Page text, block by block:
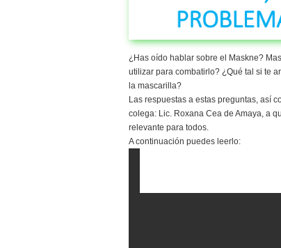
¿Has oído hablar sobre el Maskne?
utilizar para combatirlo? ¿Qué tal si te
la mascarilla?
Las respuestas a estas preguntas, así
colega: Lic. Roxana Cea de Amaya, a
relevante para todos.
A continuación puedes leerlo: